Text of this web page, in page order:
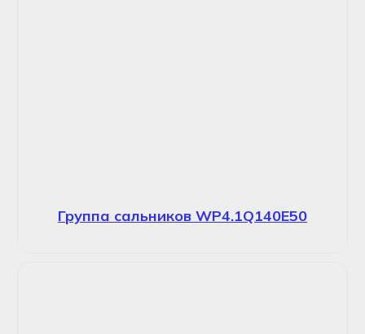
Группа сальников WP4.1Q140E50